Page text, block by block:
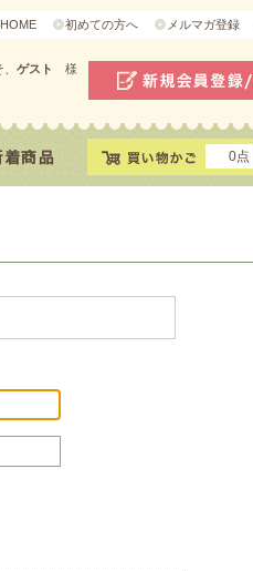
HOME 初めての方へ メルマガ登録
ゲスト 様
0点